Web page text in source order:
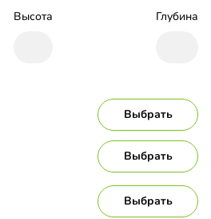
Высота Глубина
Выбрать
Выбрать
Выбрать